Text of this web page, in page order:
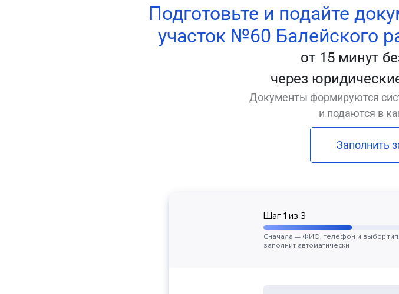
Подготовьте и подайте
участок №60 Балейского
от 15 минут
через
Документы формируются
и подаются в
Заполнить
Шаг 1 из 3
Сначала — ФИО, телефон и выбор
заполнит автоматически